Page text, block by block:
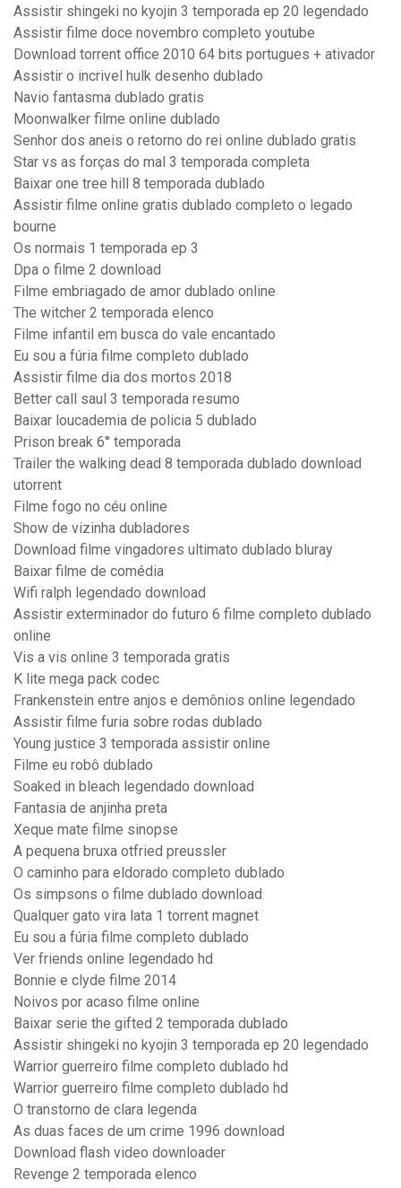
Assistir shingeki no kyojin 3 temporada ep 20 legendado
Assistir filme doce novembro completo youtube
Download torrent office 2010 64 bits portugues + ativador
Assistir o incrivel hulk desenho dublado
Navio fantasma dublado gratis
Moonwalker filme online dublado
Senhor dos aneis o retorno do rei online dublado gratis
Star vs as forças do mal 3 temporada completa
Baixar one tree hill 8 temporada dublado
Assistir filme online gratis dublado completo o legado
bourne
Os normais 1 temporada ep 3
Dpa o filme 2 download
Filme embriagado de amor dublado online
The witcher 2 temporada elenco
Filme infantil em busca do vale encantado
Eu sou a fúria filme completo dublado
Assistir filme dia dos mortos 2018
Better call saul 3 temporada resumo
Baixar loucademia de policia 5 dublado
Prison break 6° temporada
Trailer the walking dead 8 temporada dublado download
utorrent
Filme fogo no céu online
Show de vizinha dubladores
Download filme vingadores ultimato dublado bluray
Baixar filme de comédia
Wifi ralph legendado download
Assistir exterminador do futuro 6 filme completo dublado
online
Vis a vis online 3 temporada gratis
K lite mega pack codec
Frankenstein entre anjos e demônios online legendado
Assistir filme furia sobre rodas dublado
Young justice 3 temporada assistir online
Filme eu robô dublado
Soaked in bleach legendado download
Fantasia de anjinha preta
Xeque mate filme sinopse
A pequena bruxa otfried preussler
O caminho para eldorado completo dublado
Os simpsons o filme dublado download
Qualquer gato vira lata 1 torrent magnet
Eu sou a fúria filme completo dublado
Ver friends online legendado hd
Bonnie e clyde filme 2014
Noivos por acaso filme online
Baixar serie the gifted 2 temporada dublado
Assistir shingeki no kyojin 3 temporada ep 20 legendado
Warrior guerreiro filme completo dublado hd
Warrior guerreiro filme completo dublado hd
O transtorno de clara legenda
As duas faces de um crime 1996 download
Download flash video downloader
Revenge 2 temporada elenco